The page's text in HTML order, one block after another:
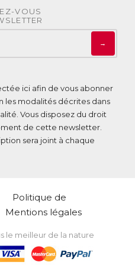
VOUS
→
ici afin de vous abonner
les modalités décrites dans
. Vous disposez du droit
de cette newsletter.
sera joint à chaque
Politique de
Mentions légales
le meilleur de la nature